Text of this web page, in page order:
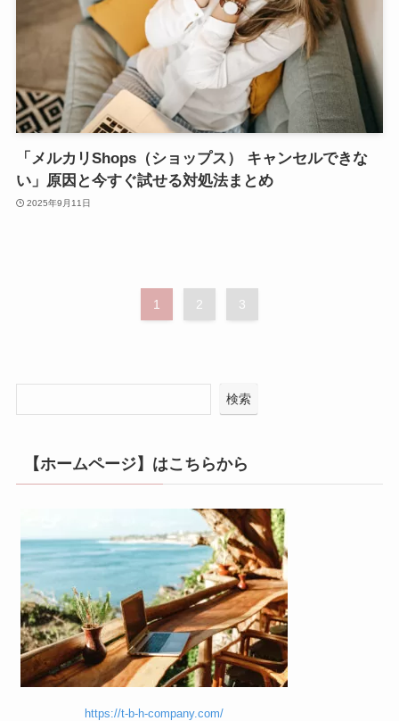
「メルカリShops（ショップス） キャンセルできな
い」原因と今すぐ試せる対処法まとめ
2025年9月11日
1 2 3
検索
【ホームページ】はこちらから
https://t-b-h-company.com/